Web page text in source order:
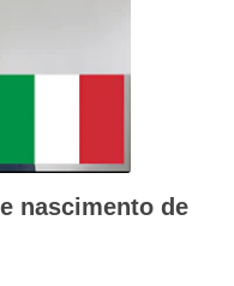
nascimento de